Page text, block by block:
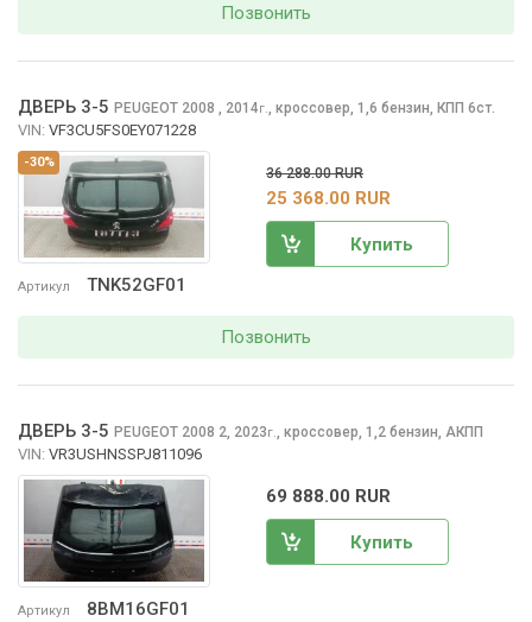
Позвонить
-30%
Артикул TNK52GF01
ДВЕРЬ 3-5 PEUGEOT 2008 , 2014г., кроссовер, 1,6 бензин, КПП 6ст.
VIN: VF3CU5FS0EY071228
36 288.00 RUR
25 368.00 RUR
Купить
Позвонить
Артикул 8BM16GF01
ДВЕРЬ 3-5 PEUGEOT 2008 2, 2023г., кроссовер, 1,2 бензин, АКПП
VIN: VR3USHNSSPJ811096
69 888.00 RUR
Купить